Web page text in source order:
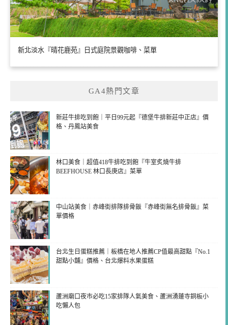
新北淡水『晴花鹿苑』日式庭院景觀咖啡、菜單
GA4熱門文章
新莊牛排吃到飽｜平日99元起『德堡牛排新莊中正店』價
格、丹鳳站美食
林口美食｜超值418牛排吃到飽『牛室炙燒牛排
BEEFHOUSE 林口長庚店』菜單
中山站美食｜赤峰街排隊排骨飯『赤峰街無名排骨飯』菜
單價格
台北生日蛋糕推薦｜板橋在地人推薦CP值最高甜點『No.1
甜點小舖』價格、台北爆料水果蛋糕
蘆洲廟口夜市必吃15家排隊人氣美食、蘆洲湧蓮寺銅板小
吃懶人包